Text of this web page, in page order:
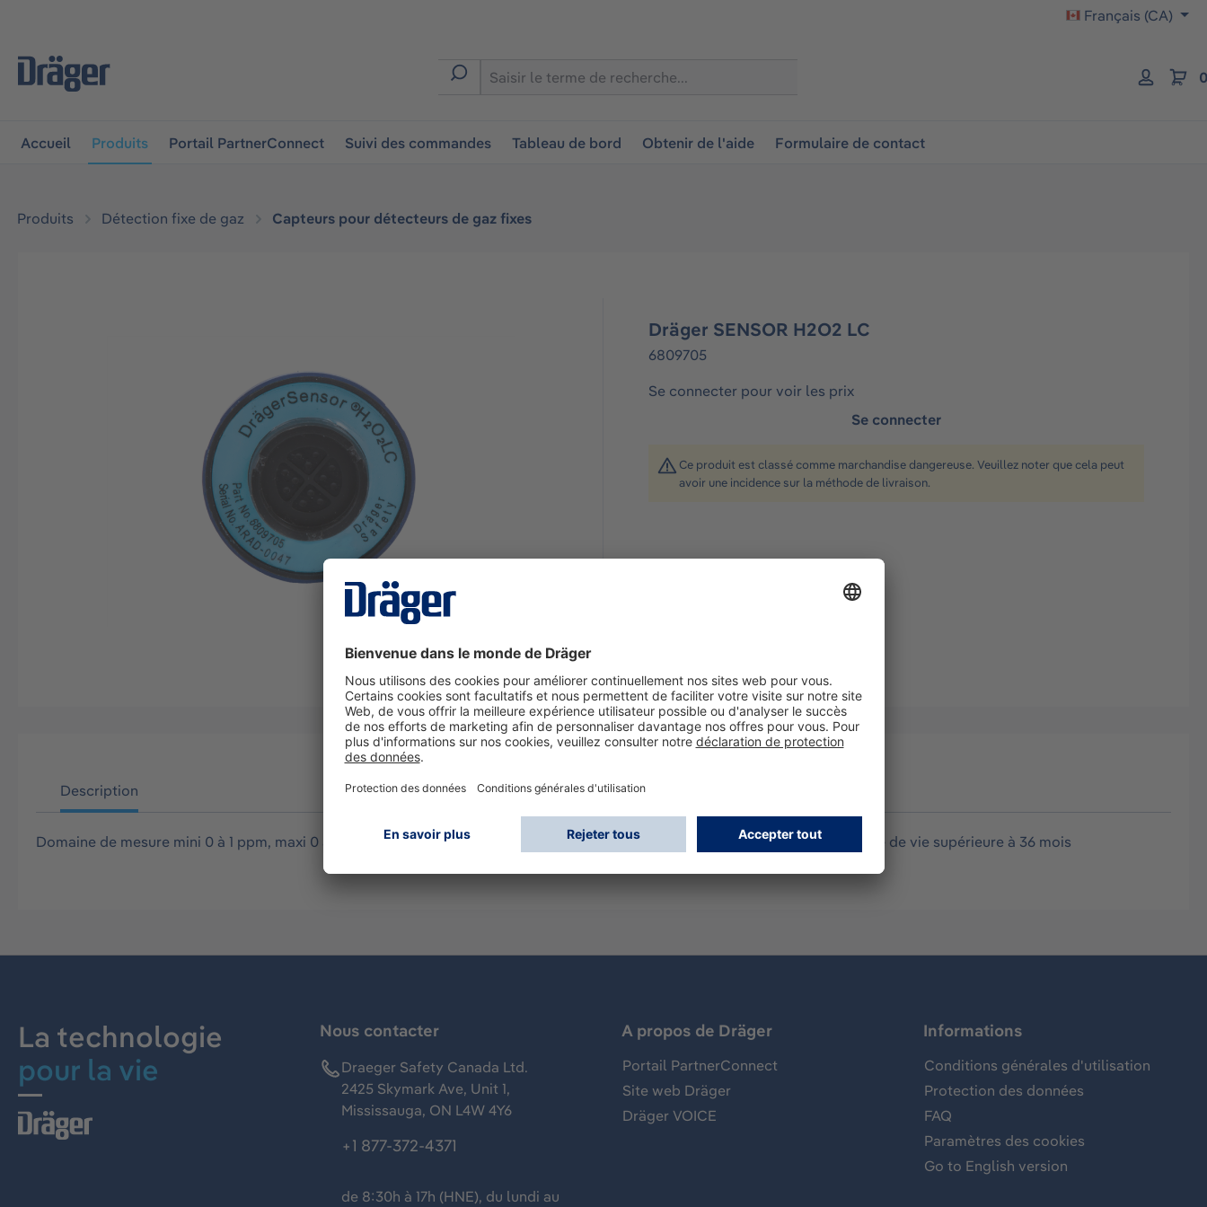
Français (CA)
Accueil Produits Portail PartnerConnect Suivi des commandes Tableau de bord Obtenir de l'aide Formulaire de contact
Produits Détection fixe de gaz Capteurs pour détecteurs de gaz fixes
Dräger SENSOR H2O2 LC
6809705
Se connecter pour voir les prix
Se connecter
Ce produit est classé comme marchandise dangereuse. Veuillez noter que cela peut
avoir une incidence sur la méthode de livraison.
Description
Domaine de mesure mini 0 à 1 ppm, maxi 0 à 300 ppm Capteur électrochimique 3 électrodes, compensé en température. Durée de vie supérieure à 36 mois
La technologie
pour la vie
Nous contacter
Draeger Safety Canada Ltd.
2425 Skymark Ave, Unit 1,
Mississauga, ON L4W 4Y6
+1 877-372-4371
de 8:30h à 17h (HNE), du lundi au
A propos de Dräger
Portail PartnerConnect
Site web Dräger
Dräger VOICE
Informations
Conditions générales d'utilisation
Protection des données
FAQ
Paramètres des cookies
Go to English version